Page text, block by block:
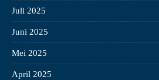
Juli 2025
Juni 2025
Mei 2025
April 2025